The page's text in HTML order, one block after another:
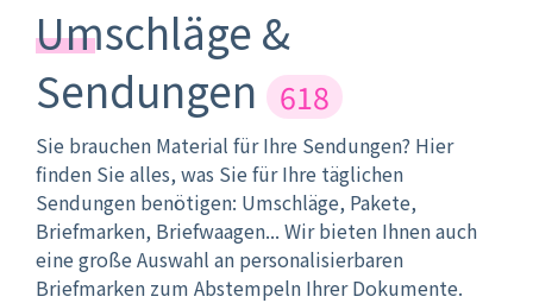
Umschläge &
Sendungen
618
Sie brauchen Material für Ihre Sendungen? Hier
finden Sie alles, was Sie für Ihre täglichen
Sendungen benötigen: Umschläge, Pakete,
Briefmarken, Briefwaagen... Wir bieten Ihnen auch
eine große Auswahl an personalisierbaren
Briefmarken zum Abstempeln Ihrer Dokumente.